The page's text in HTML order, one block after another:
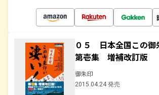
０５ 日本全国この御
第壱集 増補改訂版
御朱印
2015.04.24 発売